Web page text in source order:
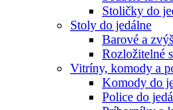
Stoličky do
Stoly do jedálne
Barové a
Rozložitelné
Vitríny, komody a
Komody do
Police do